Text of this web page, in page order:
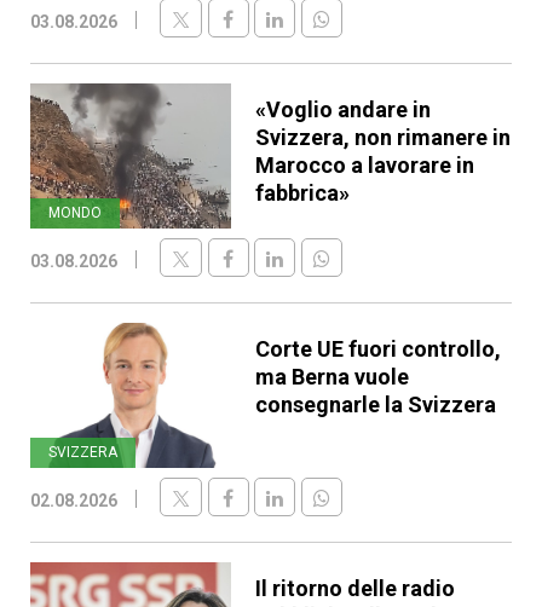
03.08.2026
MONDO
«Voglio andare in
Svizzera, non rimanere in
Marocco a lavorare in
fabbrica»
03.08.2026
SVIZZERA
Corte UE fuori controllo,
ma Berna vuole
consegnarle la Svizzera
02.08.2026
Il ritorno delle radio